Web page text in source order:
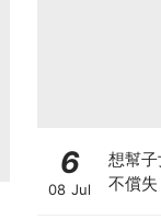
6
08 Jul
想幫
不償